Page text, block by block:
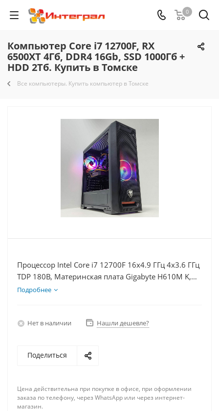
0
Компьютер Core i7 12700F, RX
6500XT 4Гб, DDR4 16Gb, SSD 1000Гб +
HDD 2Тб. Купить в Томске
Все компьютеры. Купить компьютер в Томске
Процессор Intel Core i7 12700F 16x4.9 ГГц 4x3.6 ГГц
TDP 180В, Материнская плата Gigabyte H610M K,
Видеокарта RX 6500XT 4Гб, Память DDR4 16Gb,
Подробнее
Нет в наличии Нашли дешевле?
Поделиться
Цена действительна при покупке в офисе, при оформлении
заказа по телефону, через WhatsApp или через интернет-
магазин.